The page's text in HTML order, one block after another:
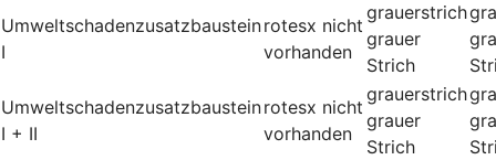
Umweltschadenzusatzbaustein
I
rotesx nicht
vorhanden
grauerstrich
grauer
Strich
Umweltschadenzusatzbaustein
I + II
rotesx nicht
vorhanden
grauerstrich
grauer
Strich